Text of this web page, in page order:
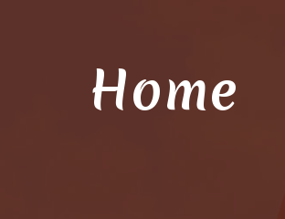
Home